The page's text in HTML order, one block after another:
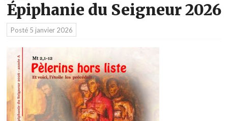
Épiphanie du Seigneur 2026
Posté 5 janvier 2026